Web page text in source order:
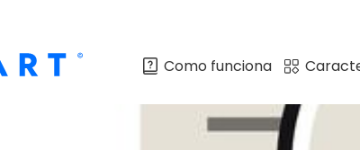
Como funciona